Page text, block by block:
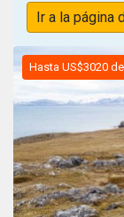
Ir a la página
Hasta US$3020